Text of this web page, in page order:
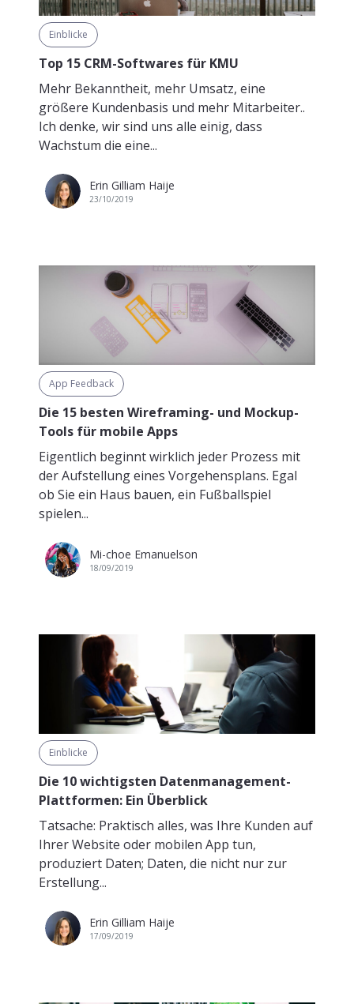
Einblicke
Top 15 CRM-Softwares für KMU
Mehr Bekanntheit, mehr Umsatz, eine
größere Kundenbasis und mehr Mitarbeiter..
Ich denke, wir sind uns alle einig, dass
Wachstum die eine...
Erin Gilliam Haije
23/10/2019
App Feedback
Die 15 besten Wireframing- und Mockup-
Tools für mobile Apps
Eigentlich beginnt wirklich jeder Prozess mit
der Aufstellung eines Vorgehensplans. Egal
ob Sie ein Haus bauen, ein Fußballspiel
spielen...
Mi-choe Emanuelson
18/09/2019
Einblicke
Die 10 wichtigsten Datenmanagement-
Plattformen: Ein Überblick
Tatsache: Praktisch alles, was Ihre Kunden auf
Ihrer Website oder mobilen App tun,
produziert Daten; Daten, die nicht nur zur
Erstellung...
Erin Gilliam Haije
17/09/2019